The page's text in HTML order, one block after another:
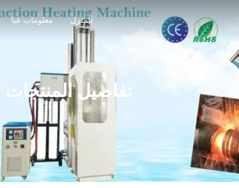
المنزل معلومات عنا
تفاصيل المنتجات